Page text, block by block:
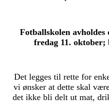
Fotballskolen avholdes
fredag 11. oktober;
Det legges til rette for
vi ønsker at dette skal
det ikke bli delt ut mat,